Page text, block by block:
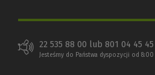
22 535 88 00 lub 801 04 45 45
Jesteśmy do Państwa dyspozycji od